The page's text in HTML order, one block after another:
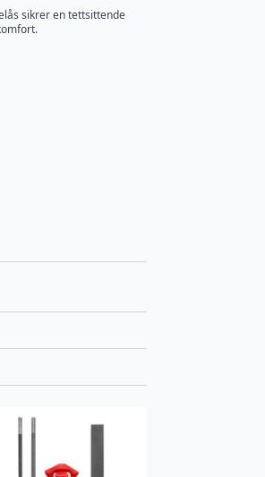
sikrer en tettsittende